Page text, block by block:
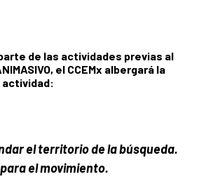
de las actividades previas al
el CCEMx albergará la
el territorio de la búsqueda.
el movimiento.